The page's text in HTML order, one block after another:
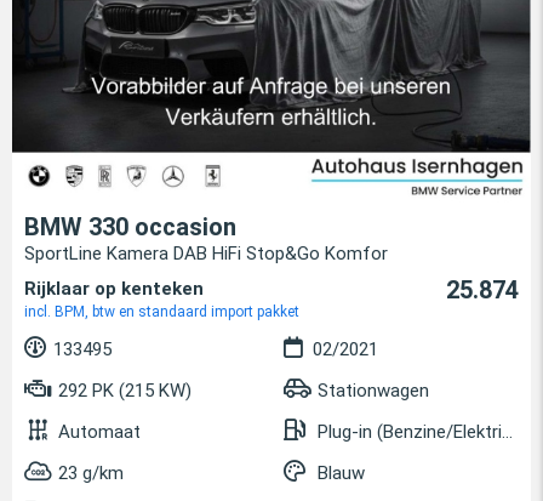
BMW 330 occasion
SportLine Kamera DAB HiFi Stop&Go Komfor
Rijklaar op kenteken
incl. BPM, btw en standaard import pakket
25.874
133495
02/2021
292 PK (215 KW)
Stationwagen
Automaat
Plug-in (Benzine/Elektrisch)
23 g/km
Blauw